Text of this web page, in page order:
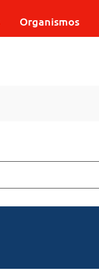
Organismos